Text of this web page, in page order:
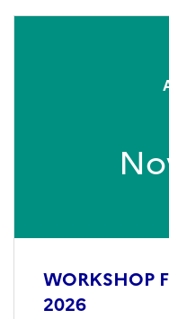
WORKSHOP
2026